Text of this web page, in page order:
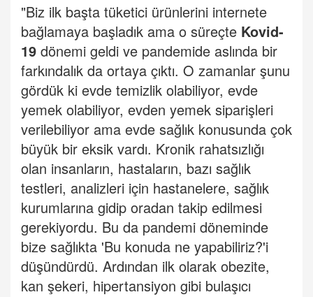
"Biz ilk başta tüketici ürünlerini internete
bağlamaya başladık ama o süreçte Kovid-
19 dönemi geldi ve pandemide aslında bir
farkındalık da ortaya çıktı. O zamanlar şunu
gördük ki evde temizlik olabiliyor, evde
yemek olabiliyor, evden yemek siparişleri
verilebiliyor ama evde sağlık konusunda çok
büyük bir eksik vardı. Kronik rahatsızlığı
olan insanların, hastaların, bazı sağlık
testleri, analizleri için hastanelere, sağlık
kurumlarına gidip oradan takip edilmesi
gerekiyordu. Bu da pandemi döneminde
bize sağlıkta 'Bu konuda ne yapabiliriz?'i
düşündürdü. Ardından ilk olarak obezite,
kan şekeri, hipertansiyon gibi bulaşıcı